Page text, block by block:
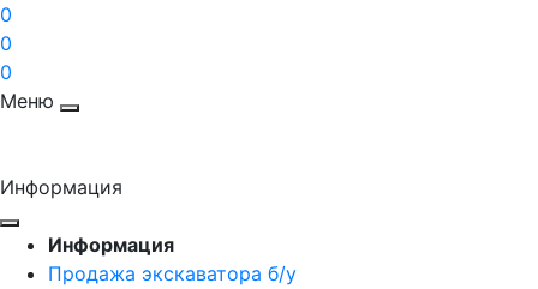
0
0
0
Меню
Информация
Информация
Продажа экскаватора б/у